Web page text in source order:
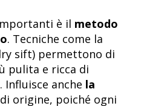
è il metodo
. Tecniche come la
sift) permettono di
pulita e ricca di
anche la
di origine, poiché ogni